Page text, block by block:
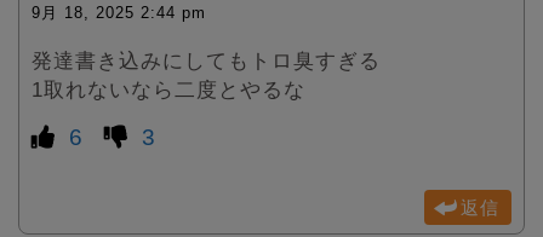
9月 18, 2025 2:44 pm
発達書き込みにしてもトロ臭すぎる
1取れないなら二度とやるな
6 3
返信